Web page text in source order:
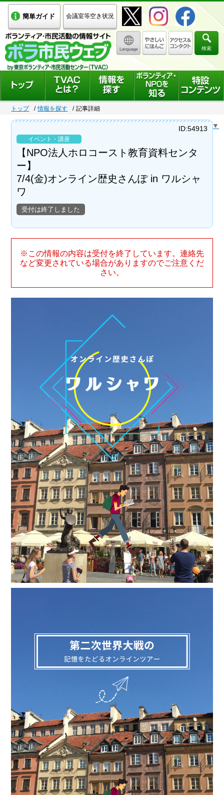
簡単ガイド 会議室等空き状況
検索
トップ 情報を探す 記事詳細
Select Language ▼
イベント・講座
【NPO法人ホロコースト教育資料センタ
ー】
7/4(金)オンライン歴史さんぽ in ワルシャ
ワ
受付は終了しました
ID:54913
※この情報の内容は受付を終了しています。連絡先
など変更されている場合がありますのでご注意くだ
さい。